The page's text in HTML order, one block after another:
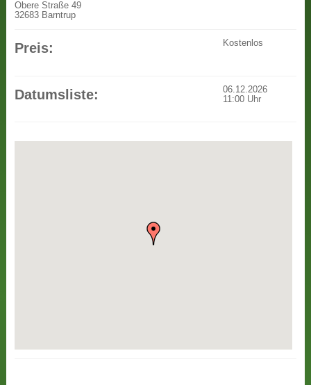
Obere Straße 49
32683 Barntrup
Preis: Kostenlos
Datumsliste:
06.12.2026
11:00 Uhr